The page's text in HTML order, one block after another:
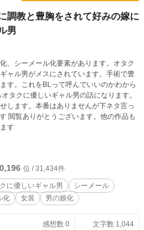
調教と豊胸をされて好みの嫁に
男
、シーメール化要素があります。オタク
ャル男がメスにされています。手術で豊
す。これをBLって呼んでいいのかわから
タクに優しいギャル男の話になります。
します。本番はありませんが下ネタ言っ
品も
す
位 / 31,434件
に優しいギャル男
シーメール
化 女装 男の娘化
感想数 0
文字数 1,044